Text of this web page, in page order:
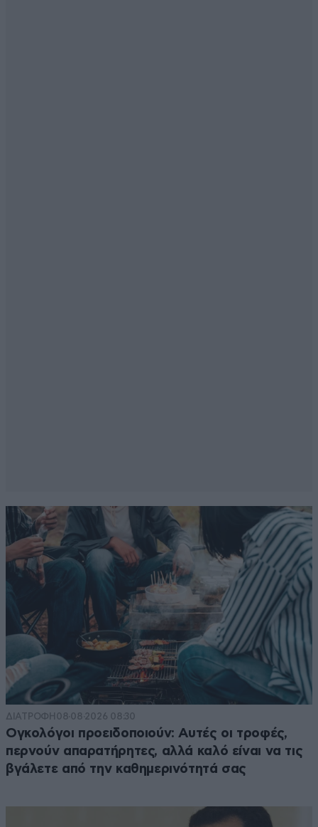
ΔΙΑΤΡΟΦΗ 08·08·2026 08:30
Ογκολόγοι προειδοποιούν: Αυτές οι τροφές,
περνούν απαρατήρητες, αλλά καλό είναι να τις
βγάλετε από την καθημερινότητά σας